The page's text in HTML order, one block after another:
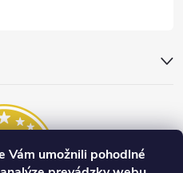
Vám umožnili pohodlné